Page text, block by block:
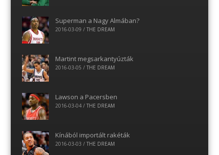
Superman a Nagy Almában?
2016-03-09 / THE DREAM
Martint megsarkantyúzták
2016-03-05 / THE DREAM
Lawson a Pacersben
2016-03-04/ THE DREAM
Kínából importált rakéták
2016-03-03 / THE DREAM